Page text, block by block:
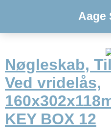
Aage
Nøgleskab,
Ved vridelås,
KEY BOX 12